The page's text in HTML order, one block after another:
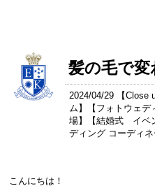
髪の毛で変
2024/04/29 【Close
ム 】【 フォトウェデ
場】【結婚式 イベ
ディング コーディ
こんにちは！